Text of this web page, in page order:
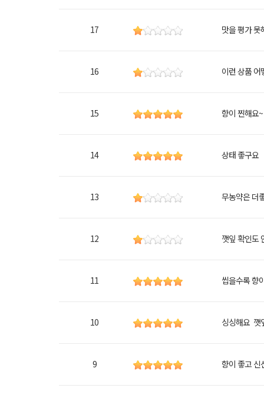
17 맛을 평가 못
16 이런 상품 어
15 향이 찐해요~
14 상태 좋구요
13 무농약은 더
12 깻잎 확인도
11 씹을수록 향
10 싱싱해요 깻
9 향이 좋고 신